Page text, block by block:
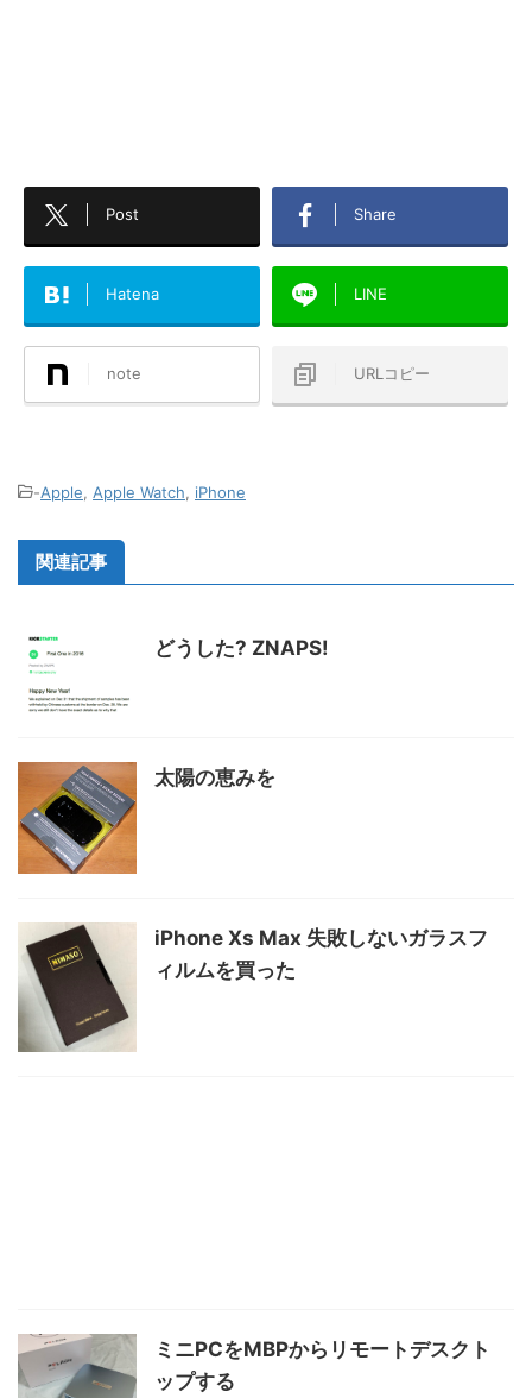
Post Share
Hatena LINE
note URLコピー
-Apple, Apple Watch, iPhone
関連記事
どうした? ZNAPS!
太陽の恵みを
iPhone Xs Max 失敗しないガラスフ
ィルムを買った
ミニPCをMBPからリモートデスクト
ップする